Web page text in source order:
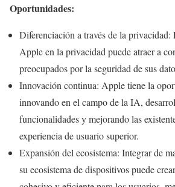
Oportunidades:
Diferenciación a través de la privacidad:
Apple en la privacidad puede atraer a
preocupados por la seguridad de sus
Innovación continua: Apple tiene la
innovando en el campo de la IA,
funcionalidades y mejorando las
experiencia de usuario superior.
Expansión del ecosistema: Integrar de
su ecosistema de dispositivos puede